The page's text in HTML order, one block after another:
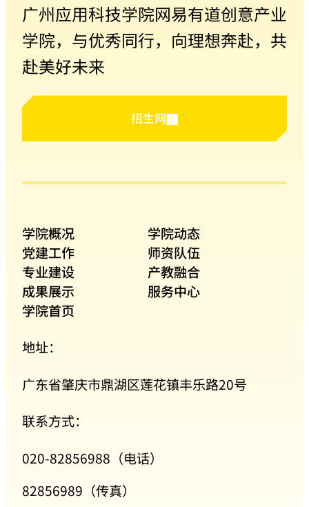
广州应用科技学院网易有道创意产业
学院，与优秀同行，向理想奔赴，共
赴美好未来
招生网
地址：
广东省肇庆市鼎湖区莲花镇丰乐路20号
联系方式：
020-82856988（电话）
82856989（传真）
学院概况
学院动态
党建工作
师资队伍
专业建设
产教融合
成果展示
服务中心
学院首页